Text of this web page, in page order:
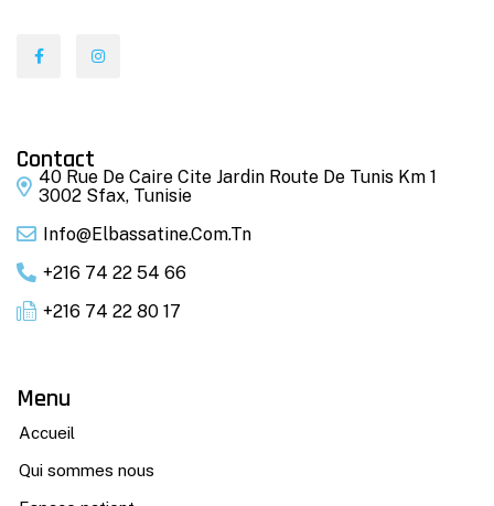
Contact
40 Rue De Caire Cite Jardin Route De Tunis Km 1
3002 Sfax, Tunisie
Info@elbassatine.com.tn
+216 74 22 54 66
+216 74 22 80 17
Menu
Accueil
Qui sommes nous